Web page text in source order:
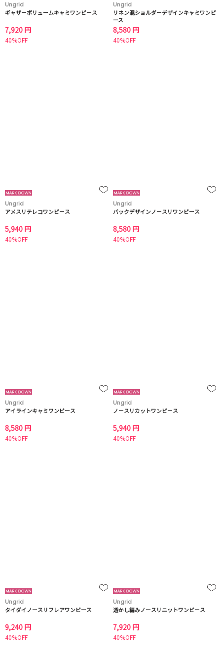
Ungrid
ギャザーボリュームキャミワンピース
7,920 円
40%OFF
Ungrid
リネン混ショルダーデザインキャミワンピ
ース
8,580 円
40%OFF
Ungrid
アメスリテレコワンピース
5,940 円
40%OFF
Ungrid
バックデザインノースリワンピース
8,580 円
40%OFF
Ungrid
アイラインキャミワンピース
8,580 円
40%OFF
Ungrid
ノースリカットワンピース
5,940 円
40%OFF
Ungrid
タイダイノースリフレアワンピース
9,240 円
40%OFF
Ungrid
透かし編みノースリニットワンピース
7,920 円
40%OFF